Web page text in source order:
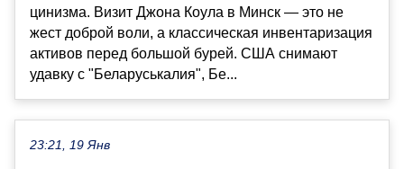
цинизма. Визит Джона Коула в Минск — это не
жест доброй воли, а классическая инвентаризация
активов перед большой бурей. США снимают
удавку с "Беларуськалия", Бе...
23:21, 19 Янв